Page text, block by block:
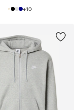
+10